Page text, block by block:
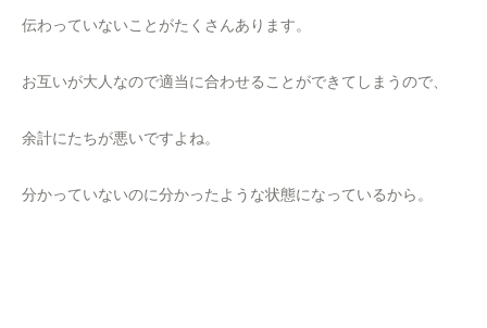
伝わっていないことがたくさんあります。
お互いが大人なので適当に合わせることができてしまうので、
余計にたちが悪いですよね。
分かっていないのに分かったような状態になっているから。